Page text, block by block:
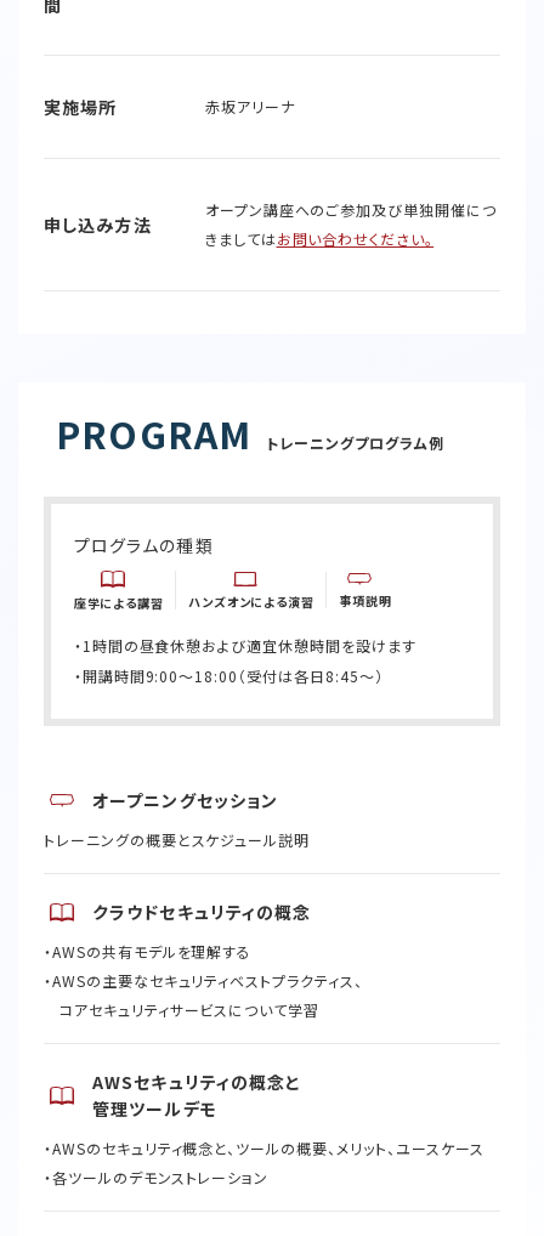
間
実施場所 赤坂アリーナ
申し込み方法
オープン講座へのご参加及び単独開催につ
きましてはお問い合わせください。
PROGRAM トレーニングプログラム例
プログラムの種類
座学による講習 ハンズオンによる演習 事項説明
・1時間の昼食休憩および適宜休憩時間を設けます
・開講時間9:00〜18:00（受付は各日8:45～）
オープニングセッション
トレーニングの概要とスケジュール説明
クラウドセキュリティの概念
・AWSの共有モデルを理解する ​
・AWSの主要なセキュリティベストプラクティス、
コアセキュリティサービスについて学習
AWSセキュリティの概念と
管理ツールデモ
・AWSのセキュリティ概念と、ツールの概要、メリット、ユースケース​
・各ツールのデモンストレーション ​